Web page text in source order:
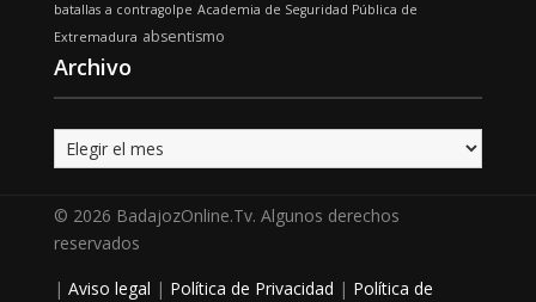
batallas a contragolpe Academia de Seguridad Pública de
Extremadura absentismo
Archivo
Archivo
© 2026 BadajozOnline.Tv. Algunos derechos
reservados
| Aviso legal | Política de Privacidad | Política de